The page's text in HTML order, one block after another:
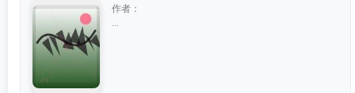
作者：